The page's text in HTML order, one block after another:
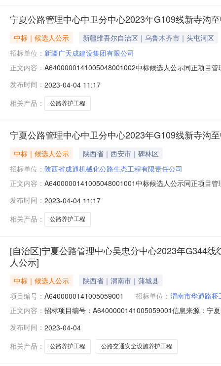
宁夏公路管理中心中卫分中心2023年G109线新寺沟
中标｜候选人公示
新疆维吾尔自治区｜乌鲁木齐市｜头屯河区
招标单位： 新疆广天成建设集团有限公司
正文内容： A6400000141005048001002中标候选人公示同正项目
如下：一、评标委员会推荐的中标候选人名单及其排序
发布时间： 2023-04-04 11:17
相关产品：
公路养护工程
宁夏公路管理中心中卫分中心2023年G109线新寺沟
中标｜候选人公示
陕西省｜西安市｜碑林区
招标单位： 陕西省成通机械化公路生态工程有限责任公司
正文内容： A6400000141005048001001中标候选人公示同正项目
如下：一、评标委员会推荐的中标候选人名单及其排序
发布时间： 2023-04-04 11:17
相关产品：
公路养护工程
[自治区]宁夏公路管理中心吴忠分中心2023年G344
人公示]
中标｜候选人公示
陕西省｜渭南市｜蒲城县
项目编号： A6400000141005059001 招标单位： 渭南市华通路
正文内容： 招标项目编号：A6400000141005059001信息来源：宁
宏工程咨询有限公司受宁夏公路管理中心吴忠分中心的
发布时间： 2023-04-04
相关产品：
公路养护工程 公路交通安全设施养护工程